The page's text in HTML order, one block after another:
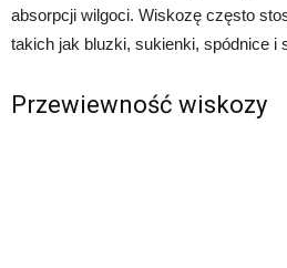
absorpcji wilgoci. Wiskozę często
takich jak bluzki, sukienki, spódnice i
Przewiewność wiskozy